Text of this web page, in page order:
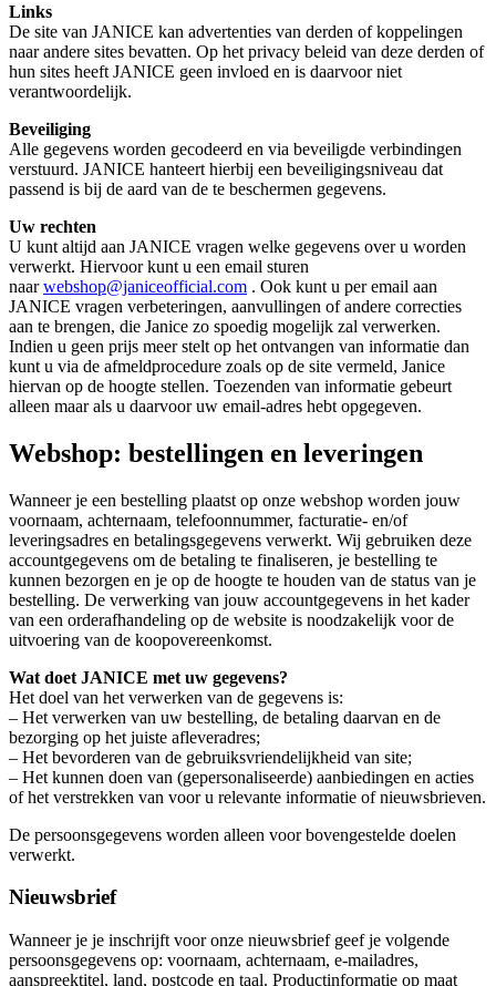
Links
De site van JANICE kan advertenties van derden of koppelingen
naar andere sites bevatten. Op het privacy beleid van deze derden of
hun sites heeft JANICE geen invloed en is daarvoor niet
verantwoordelijk.
Beveiliging
Alle gegevens worden gecodeerd en via beveiligde verbindingen
verstuurd. JANICE hanteert hierbij een beveiligingsniveau dat
passend is bij de aard van de te beschermen gegevens.
Uw rechten
U kunt altijd aan JANICE vragen welke gegevens over u worden
verwerkt. Hiervoor kunt u een email sturen
naarwebshop@janiceofficial.com . Ook kunt u per email aan
JANICE vragen verbeteringen, aanvullingen of andere correcties
aan te brengen, die Janice zo spoedig mogelijk zal verwerken.
Indien u geen prijs meer stelt op het ontvangen van informatie dan
kunt u via de afmeldprocedure zoals op de site vermeld, Janice
hiervan op de hoogte stellen. Toezenden van informatie gebeurt
alleen maar als u daarvoor uw email-adres hebt opgegeven.
Webshop: bestellingen en leveringen
Wanneer je een bestelling plaatst op onze webshop worden jouw
voornaam, achternaam, telefoonnummer, facturatie- en/of
leveringsadres en betalingsgegevens verwerkt. Wij gebruiken deze
accountgegevens om de betaling te finaliseren, je bestelling te
kunnen bezorgen en je op de hoogte te houden van de status van je
bestelling. De verwerking van jouw accountgegevens in het kader
van een orderafhandeling op de website is noodzakelijk voor de
uitvoering van de koopovereenkomst.
Wat doet JANICE met uw gegevens?
Het doel van het verwerken van de gegevens is:
– Het verwerken van uw bestelling, de betaling daarvan en de
bezorging op het juiste afleveradres;
– Het bevorderen van de gebruiksvriendelijkheid van site;
– Het kunnen doen van (gepersonaliseerde) aanbiedingen en acties
of het verstrekken van voor u relevante informatie of nieuwsbrieven.
De persoonsgegevens worden alleen voor bovengestelde doelen
verwerkt.
Nieuwsbrief
Wanneer je je inschrijft voor onze nieuwsbrief geef je volgende
persoonsgegevens op: voornaam, achternaam, e-mailadres,
aanspreektitel, land, postcode en taal. Productinformatie op maat